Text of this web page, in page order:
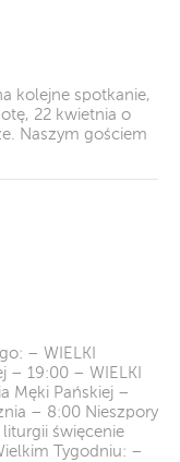
kolejne spotkanie,
22 kwietnia o
Naszym gościem
– WIELKI
– 19:00 – WIELKI
Męki Pańskiej –
– 8:00 Nieszpory
święcenie
Tygodniu: –